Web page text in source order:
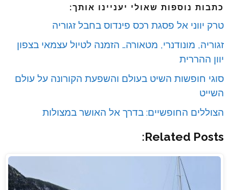
כתבות נוספות שאולי יעניינו אותך:
טרק יווני אל פסגת רכס פינדוס בחבל זגוריה
זגוריה, מונודנרי, מטאורה… הזמנה לטיול עצמאי בצפון
יוון ההררית
סוגי חופשות השיט בעולם והשפעת הקורונה על עולם
השייט
הצוללים החופשיים: בדרך אל האושר במצולות
Related Posts: